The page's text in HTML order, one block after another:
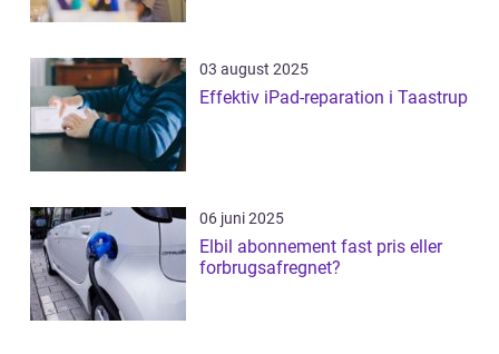
03 august 2025
Effektiv iPad-reparation i Taastrup
06 juni 2025
Elbil abonnement fast pris eller
forbrugsafregnet?